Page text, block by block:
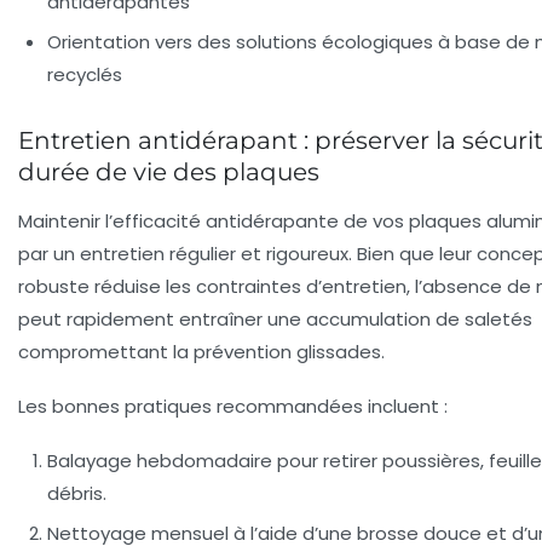
Orientation vers des solutions écologiques à base de
recyclés
Entretien antidérapant : préserver la
durée de vie des plaques
Maintenir l’efficacité antidérapante de vos plaques
par un entretien régulier et rigoureux. Bien que leur
robuste réduise les contraintes d’entretien, l’absence
peut rapidement entraîner une accumulation de saletés
compromettant la prévention glissades.
Les bonnes pratiques recommandées incluent :
Balayage hebdomadaire pour retirer poussières,
débris.
Nettoyage mensuel à l’aide d’une brosse douce et